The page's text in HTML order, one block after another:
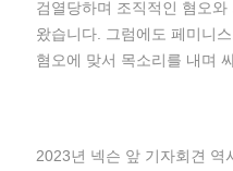
검열당하며 조직적인 혐오
왔습니다. 그럼에도 페미니
혐오에 맞서 목소리를 내며
2023년 넥슨 앞 기자회견 역